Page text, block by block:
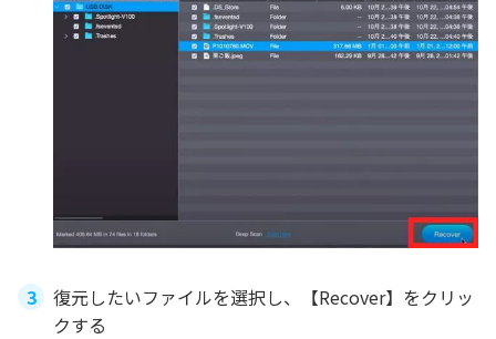
復元したいファイルを選択し、【Recover】をクリッ
クする